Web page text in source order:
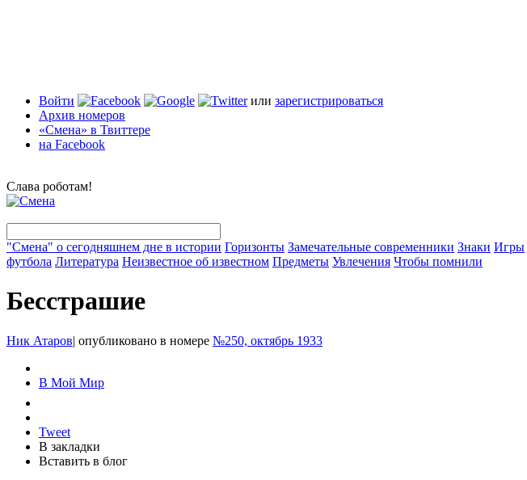
Войти или зарегистрироваться
Архив номеров
«Смена» в Твиттере
на Facebook
Слава роботам!
"Смена" о сегодняшнем дне в истории Горизонты Замечательные современники Знаки Игры
футбола Литература Неизвестное об известном Предметы Увлечения Чтобы помнили
Бесстрашие
Ник Атаров| опубликовано в номере №250, октябрь 1933
В Мой Мир
Tweet
В закладки
Вставить в блог